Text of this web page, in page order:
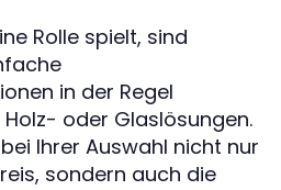
Rolle spielt, sind
in der Regel
oder Glaslösungen.
Ihrer Auswahl nicht nur
sondern auch die